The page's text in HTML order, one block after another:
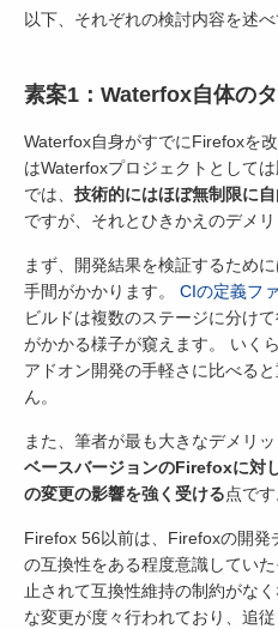
以下、それぞれの検討内容を述べ
素案1：Waterfox自体の
Waterfox自身がすでにFirefoxを
はWaterfoxプロジェクトとして
では、 技術的にはほぼ無制限に
ですが、それとひきかえのデメリ
まず、開発結果を検証するため
手間がかかります。 CIの定義フ
ビルドは複数のステージに分け
がかかる様子が窺えます。 いく
アドオン開発の手軽さに比べる
ん。
また、筆者が最も大きなデメリッ
ベースバージョンのFirefoxに対
の変更の影響を強く受ける点です
Firefox 56以前は、Firefoxの開発
の互換性をある程度意識してい
止されて互換性維持の制約がな
な変更が度々行われており、追